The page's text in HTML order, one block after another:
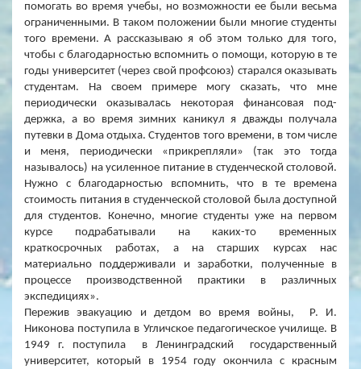
помогать во время учебы, но возможности ее были весьма
ограниченными. В таком положении были многие сту­денты
того времени. А рассказываю я об этом только для того,
чтобы с благо­дарностью вспомнить о помощи, которую в те
годы университет (через свой профсоюз) старался оказывать
студентам. На своем примере могу сказать, что мне
периодически оказывалась некоторая финансовая под­
держка, а во время зимних каникул я дважды получала
путевки в Дома отдыха. Студентов того времени, в том числе
и меня, периодически «прикрепляли» (так это тогда
называлось) на усиленное питание в сту­денческой столовой.
Нужно с благодарностью вспомнить, что в те вре­мена
стоимость питания в студенческой столовой была доступной
для студентов. Конечно, многие студенты уже на первом
курсе подрабаты­вали на каких-то временных
краткосрочных работах, а на старших кур­сах нас
материально поддерживали и заработки, полученные в
процессе производственной практики в различных
экспедициях».
Пережив эвакуацию и детдом во время войны, Р. И.
Никонова поступила в Угличское педагогическое училище. В
1949 г. поступила в Ленинградский государственный
университет, который в 1954 году окончила с красным